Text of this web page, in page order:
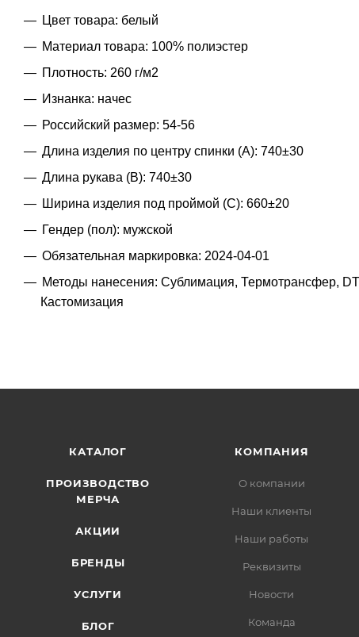
Цвет товара: белый
Материал товара: 100% полиэстер
Плотность: 260 г/м2
Изнанка: начес
Российский размер: 54-56
Длина изделия по центру спинки (A): 740±30
Длина рукава (B): 740±30
Ширина изделия под проймой (С): 660±20
Гендер (пол): мужской
Обязательная маркировка: 2024-04-01
Методы нанесения: Сублимация, Термотрансфер,
Кастомизация
КАТАЛОГ
ПРОИЗВОДСТВО
МЕРЧА
АКЦИИ
БРЕНДЫ
УСЛУГИ
БЛОГ
КОМПАНИЯ
О компании
Наши клиенты
Наши работы
Реквизиты
Новости
Команда